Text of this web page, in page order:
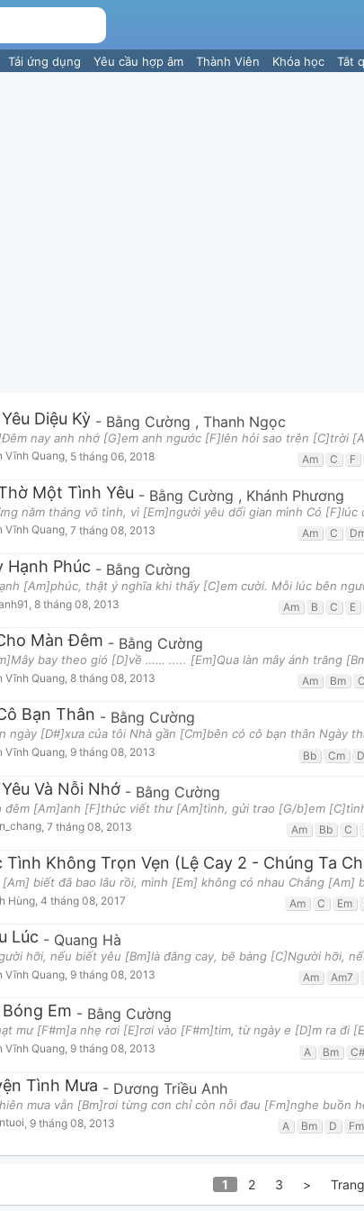
Tải ứng dụng Yêu cầu hợp âm Thành Viên Khóa học Tắt
Diệu Kỳ - Bằng Cường , Thanh Ngọc
nay anh nhớ [G]em anh ngước [F]lên hỏi sao trên [C]trời
Vĩnh Quang 5 tháng 06, 2018 Am C F
Một Tình Yêu - Bằng Cường , Khánh Phương
năm tháng vô tình, vì [Em]người yêu dối gian mình Có
Vĩnh Quang 7 tháng 08, 2013 Am C
Hạnh Phúc - Bằng Cường
[Am]phúc, thật ý nghĩa khi thấy [C]em cười. Mỗi lúc bên
8 tháng 08, 2013 Am B C E
Màn Đêm - Bằng Cường
bay theo gió [D]về …… ..... [Em]Qua làn mây ánh trăng
Vĩnh Quang 8 tháng 08, 2013 Am Bm C
Bạn Thân - Bằng Cường
ngày [D#]xưa của tôi Nhà gần [Cm]bên có cô bạn thân Ngày
Vĩnh Quang, 9 tháng 08, 2013 Bb Cm
Và Nỗi Nhớ - Bằng Cường
đêm [Am]anh [F]thức viết thư [Am]tình, gửi trao [G/b]em
7 tháng 08, 2013 Am Bb C
[Am] biết đã bao lâu rồi, mình [Em] không có nhau Chẳng [Am]
Hùng 4 tháng 08, 2017 Am C Em
Lúc - Quang Hà
hỡi, nếu biết yêu [Bm]là đắng cay, bẽ bàng [C]Người hỡi,
Vĩnh Quang 9 tháng 08, 2013 Am Am7
Em - Bằng Cường
mư [F#m]a nhẹ rơi [E]rơi vào [F#m]tim, từ ngày e [D]m ra đi
Vĩnh Quang, 9 tháng 08, 2013 A Bm
Tình Mưa - Dương Triều Anh
mưa vẫn [Bm]rơi từng cơn chỉ còn nỗi đau [Fm]nghe buồn
9 tháng 08, 2013 A Bm D Fm
1 2 3 >